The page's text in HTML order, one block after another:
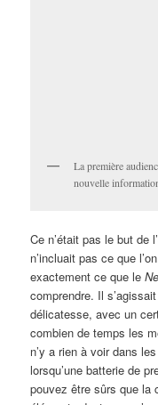
La première
nouvelle
Ce n’était pas le but de
n’incluait pas ce que
exactement ce que le
comprendre. Il
délicatesse, avec un
combien de temps les
n’y a rien à voir dans
lorsqu’une batterie de
pouvez être sûrs que la